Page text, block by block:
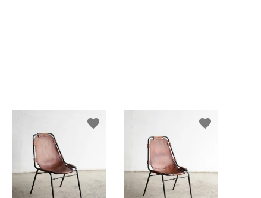
favorite favorite